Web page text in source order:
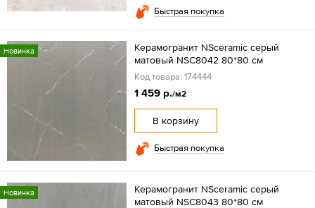
Быстрая покупка
Новинка
Керамогранит NSceramic серый
матовый NSC8042 80*80 см
Код товара: 174444
1 459 р./м2
В корзину
Быстрая покупка
Новинка
Керамогранит NSceramic серый
матовый NSC8043 80*80 см